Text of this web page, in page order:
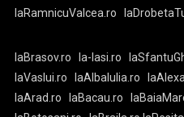
laRamnicuValcea.ro
laBrasov.ro la-Iasi.ro
laVaslui.ro
laAlbaIulia.ro
laArad.ro
laBacau.ro